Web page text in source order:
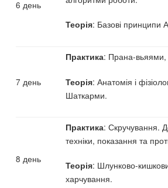
6 день
Теорія: Базові принципи
7 день
Практика: Прана-
Теорія: Анатомія і
Шаткарми.
8 день
Практика: Скручування.
техніки, показання та
Теорія: Шлунково-
харчування.